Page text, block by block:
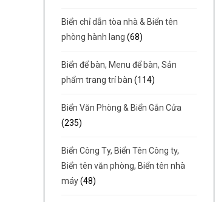
Biển chỉ dẫn tòa nhà & Biển tên
phòng hành lang (68)
Biển để bàn, Menu để bàn, Sản
phẩm trang trí bàn (114)
Biển Văn Phòng & Biển Gắn Cửa
(235)
Biển Công Ty, Biển Tên Công ty,
Biển tên văn phòng, Biển tên nhà
máy(48)